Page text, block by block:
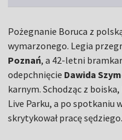
Pożegnanie Boruca z
wymarzonego. Legia
Poznań, a 42-letni
odepchnięcie Dawida
karnym. Schodząc z
Live Parku, a po spotkaniu
skrytykował pracę sędziego.